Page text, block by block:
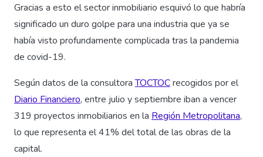
Gracias a esto el sector inmobiliario esquivó lo que habría
significado un duro golpe para una industria que ya se
había visto profundamente complicada tras la pandemia
de covid-19.
Según datos de la consultoraTOCTOCrecogidos por el
Diario Financiero, entre julio y septiembre iban a vencer
319 proyectos inmobiliarios en la Región Metropolitana,
lo que representa el 41% del total de las obras de la
capital.